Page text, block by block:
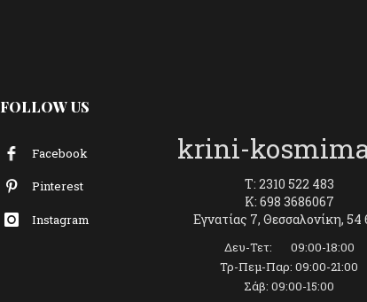
FOLLOW US
Facebook
Pinterest
Instagram
krini-
T: 2310 522 483
K: 698 3686067
Εγνατίας 7, Θεσσαλονίκη, 54
Δευ-Τετ: 09:00-18:00
Τρ-Πεμ-Παρ: 09:00-21:00
Σάβ: 09:00-15:00